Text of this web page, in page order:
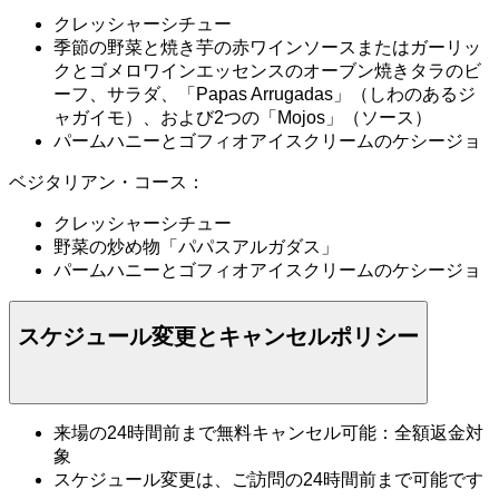
クレッシャーシチュー
季節の野菜と焼き芋の赤ワインソースまたはガーリッ
クとゴメロワインエッセンスのオーブン焼きタラのビ
ーフ、サラダ、「Papas Arrugadas」（しわのあるジ
ャガイモ）、および2つの「Mojos」（ソース）
パームハニーとゴフィオアイスクリームのケシージョ
ベジタリアン・コース：
クレッシャーシチュー
野菜の炒め物「パパスアルガダス」
パームハニーとゴフィオアイスクリームのケシージョ
スケジュール変更とキャンセルポリシー
来場の24時間前まで無料キャンセル可能：全額返金対
象
スケジュール変更は、ご訪問の24時間前まで可能です